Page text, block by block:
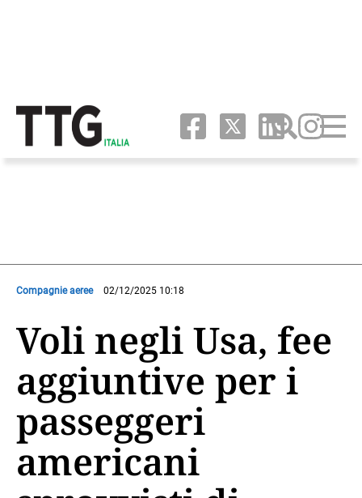
Compagnie aeree 02/12/2025 10:18
Voli negli Usa, fee
aggiuntive per i
passeggeri
americani